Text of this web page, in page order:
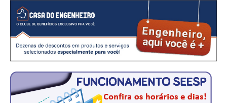
CAMPANHAS SALARIAIS
PALAVRA DO MURILO
CONTEÚDO ESPECIAL